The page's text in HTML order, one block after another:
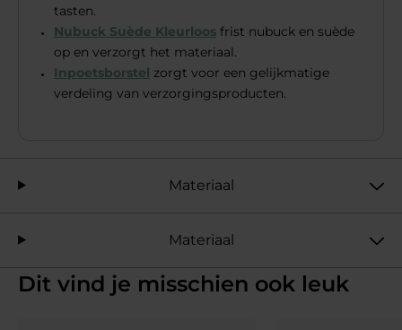
tasten.
Nubuck Suède Kleurloos frist nubuck en suède
op en verzorgt het materiaal.
Inpoetsborstel zorgt voor een gelijkmatige
verdeling van verzorgingsproducten.
Materiaal
Materiaal
Dit vind je misschien ook leuk